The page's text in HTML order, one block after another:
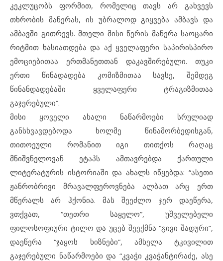
კეკლუცობს ფორმით, რომელიც თავს არ გახვევს
თხრობის მანერას, ის უბრალოდ გიყვება ამბავს და
ამბავში გითრევს. მთელი მისი წერის მანერა საოცარი
რიტმით ხასიათდება და აქ ყველაფერი საპირისპირო
ემოციებითაა ერთმანეთთან დაკავშირებული. თუკი
ერთი წინადადება კომიზმითაა სავსე, შემდეგ
წინანდადებაში ყველაფერი ტრაგიზმითაა
გაჯერებული”.
მისი ყოველი ახალი ნაწარმოები სრულიად
განსხვავდებოდა ხოლმე წინამორბედისგან,
თითოეული რომანით იგი თითქოს რაღაც
მნიშვნელოვან ეტაპს ამთავრებდა ქართული
ლიტერატურის ისტორიაში და ახალს იწყებდა: “ასეთი
ჟანრობრივი მრავალფეროვნება ალბათ არც ერთ
მწერალს არ ჰქონია. მას შეეძლო ჯერ დაეწერა,
ვთქვათ, “თეთრი საყელო”, უშველებელი
ფილოსოფიური ტილო და უცებ შეექმნა “გივი შადური”,
დაეწერა “ჯაყოს ხიზნები”, ამხელა ტკივილით
გაჯერებული ნაწარმოები და “კვაჭი კვაჭანტირაძე, ასე